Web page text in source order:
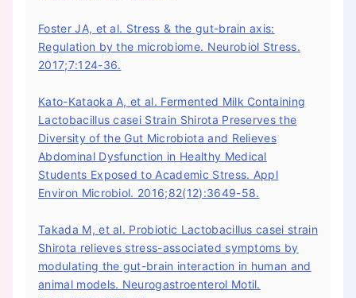
Foster JA, et al. Stress & the gut-brain axis:
Regulation by the microbiome. Neurobiol Stress.
2017;7:124-36.
Kato-Kataoka A, et al. Fermented Milk Containing
Lactobacillus casei Strain Shirota Preserves the
Diversity of the Gut Microbiota and Relieves
Abdominal Dysfunction in Healthy Medical
Students Exposed to Academic Stress. Appl
Environ Microbiol. 2016;82(12):3649-58.
Takada M, et al. Probiotic Lactobacillus casei strain
Shirota relieves stress-associated symptoms by
modulating the gut-brain interaction in human and
animal models. Neurogastroenterol Motil.